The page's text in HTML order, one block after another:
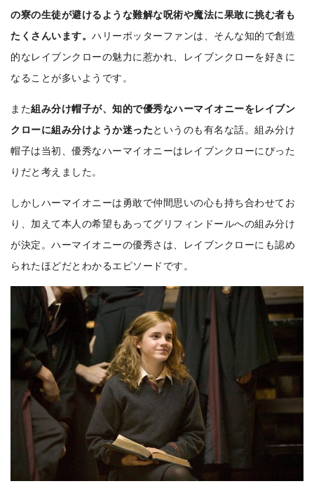
の寮の生徒が避けるような難解な呪術や魔法に果敢に挑む者も
たくさんいます。ハリーポッターファンは、そんな知的で創造
的なレイブンクローの魅力に惹かれ、レイブンクローを好きに
なることが多いようです。
また組み分け帽子が、知的で優秀なハーマイオニーをレイブン
クローに組み分けようか迷ったというのも有名な話。組み分け
帽子は当初、優秀なハーマイオニーはレイブンクローにぴった
りだと考えました。
しかしハーマイオニーは勇敢で仲間思いの心も持ち合わせてお
り、加えて本人の希望もあってグリフィンドールへの組み分け
が決定。ハーマイオニーの優秀さは、レイブンクローにも認め
られたほどだとわかるエピソードです。